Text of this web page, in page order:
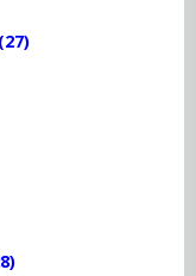
(27)